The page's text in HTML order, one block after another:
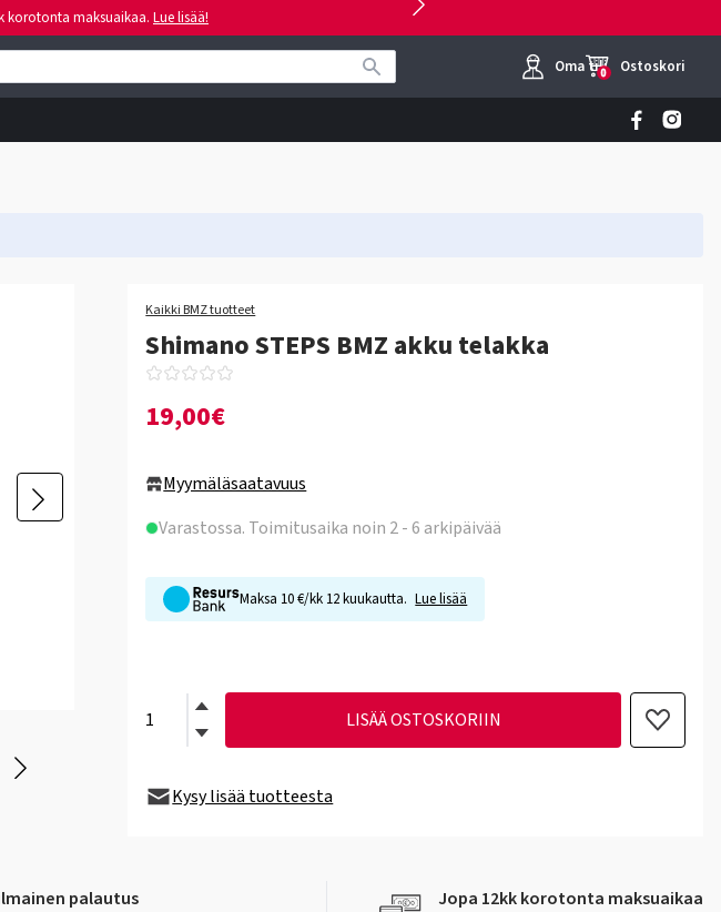
korotonta maksuaikaa. Lue lisää!
Oma tili
0 Ostoskori
Kaikki BMZ tuotteet
Shimano STEPS BMZ akku telakka
19,00€
Myymäläsaatavuus
Varastossa. Toimitusaika noin 2 - 6 arkipäivää
Maksa 10 €/kk 12 kuukautta. Lue lisää
LISÄÄ OSTOSKORIIN
Kysy lisää tuotteesta
palautus
Jopa 12kk korotonta maksuaikaa